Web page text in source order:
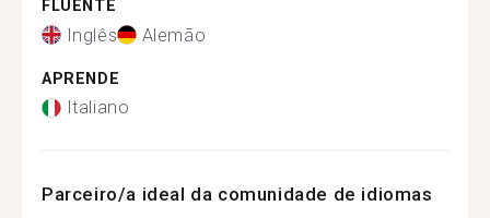
FLUENTE
Inglês Alemão
APRENDE
Italiano
Parceiro/a ideal da comunidade de idiomas